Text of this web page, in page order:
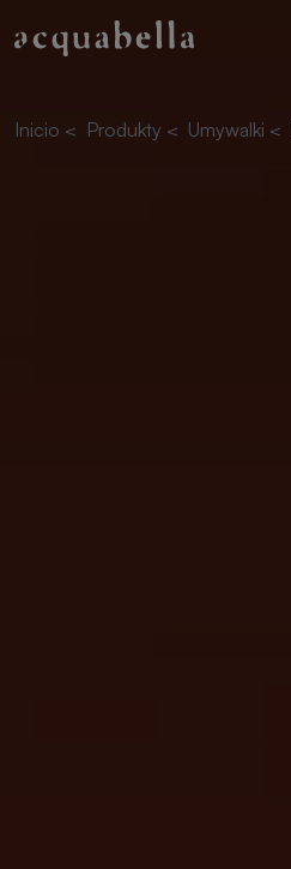
Inicio < Produkty < Umywalki <